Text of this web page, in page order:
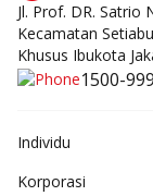
Jl. Prof. DR. Satrio
Kecamatan
Khusus Ibukota
1500-999
Individu
Korporasi